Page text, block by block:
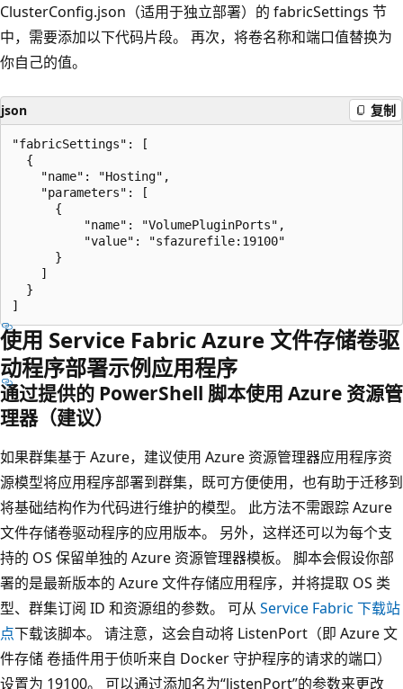
ClusterConfig.json（适用于独立部署）的 fabricSettings 节
中，需要添加以下代码片段。 再次，将卷名称和端口值替换为
你自己的值。
json 复制
"fabricSettings": [
  {
    "name": "Hosting",
    "parameters": [
      {
          "name": "VolumePluginPorts",
          "value": "sfazurefile:19100"
      }
    ]
  }
使用 Service Fabric Azure 文件存储卷驱
动程序部署示例应用程序
通过提供的 PowerShell 脚本使用 Azure 资源管
理器（建议）
如果群集基于 Azure，建议使用 Azure 资源管理器应用程序资
源模型将应用程序部署到群集，既可方便使用，也有助于迁移到
将基础结构作为代码进行维护的模型。 此方法不需跟踪 Azure
文件存储卷驱动程序的应用版本。 另外，这样还可以为每个支
持的 OS 保留单独的 Azure 资源管理器模板。 脚本会假设你部
署的是最新版本的 Azure 文件存储应用程序，并将提取 OS 类
型、群集订阅 ID 和资源组的参数。 可从 Service Fabric 下载站
点下载该脚本。 请注意，这会自动将 ListenPort（即 Azure 文
件存储 卷插件用于侦听来自 Docker 守护程序的请求的端口）
设置为 19100。 可以通过添加名为“listenPort”的参数来更改